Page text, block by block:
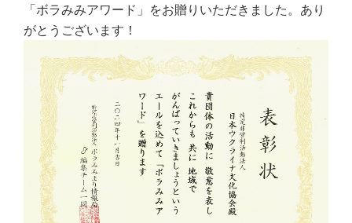
「ボラみみアワード」をお贈りいただきました。あり
がとうございます！